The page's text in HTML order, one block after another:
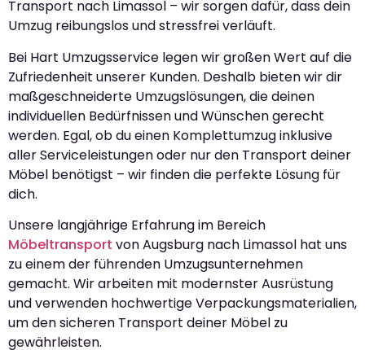
Transport nach Limassol – wir sorgen dafür, dass dein
Umzug reibungslos und stressfrei verläuft.
Bei Hart Umzugsservice legen wir großen Wert auf die
Zufriedenheit unserer Kunden. Deshalb bieten wir dir
maßgeschneiderte Umzugslösungen, die deinen
individuellen Bedürfnissen und Wünschen gerecht
werden. Egal, ob du einen Komplettumzug inklusive
aller Serviceleistungen oder nur den Transport deiner
Möbel benötigst – wir finden die perfekte Lösung für
dich.
Unsere langjährige Erfahrung im Bereich
Möbeltransport von Augsburg nach Limassol hat uns
zu einem der führenden Umzugsunternehmen
gemacht. Wir arbeiten mit modernster Ausrüstung
und verwenden hochwertige Verpackungsmaterialien,
um den sicheren Transport deiner Möbel zu
gewährleisten.